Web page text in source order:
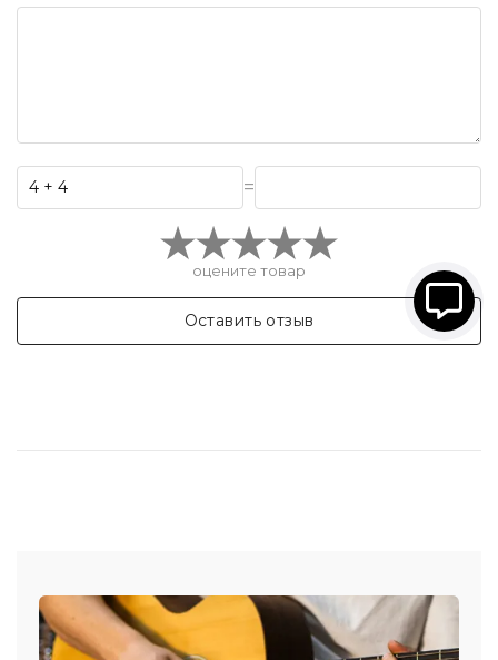
=
оцените товар
Оставить отзыв